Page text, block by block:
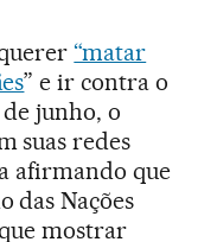
“matar
” e ir contra o
junho, o
suas redes
afirmando que
das Nações
mostrar